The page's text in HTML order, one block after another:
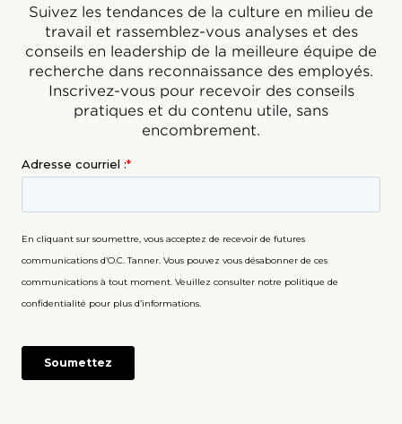
Suivez les tendances de la culture en milieu de
travail et rassemblez-vous analyses et des
conseils en leadership de la meilleure équipe de
recherche dans reconnaissance des employés.
Inscrivez-vous pour recevoir des conseils
pratiques et du contenu utile, sans
encombrement.